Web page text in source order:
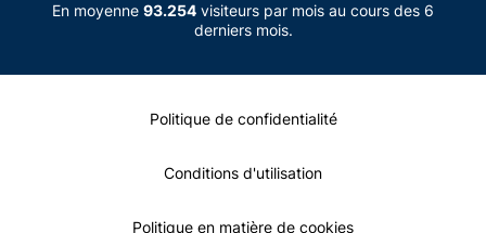
En moyenne 93.254 visiteurs par mois au cours des 6
derniers mois.
Politique de confidentialité
Conditions d'utilisation
Politique en matière de cookies